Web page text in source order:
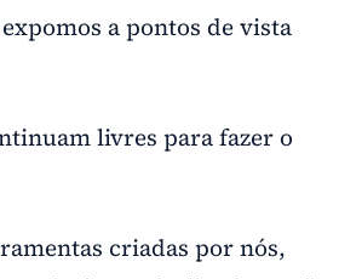
a pontos de vista
livres para fazer o
criadas por nós,